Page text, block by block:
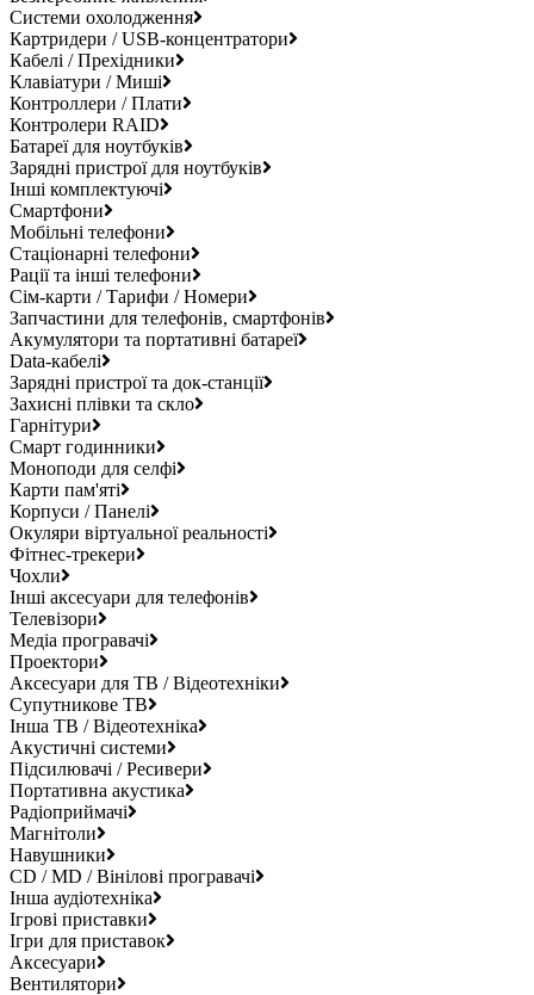
Системи охолодження
Картридери / USB-концентратори
Кабелі / Прехідники
Клавіатури / Миші
Контроллери / Плати
Контролери RAID
Батареї для ноутбуків
Зарядні пристрої для ноутбуків
Інші комплектуючі
Смартфони
Мобільні телефони
Стаціонарні телефони
Рації та інші телефони
Сім-карти / Тарифи / Номери
Запчастини для телефонів, смартфонів
Акумулятори та портативні батареї
Data-кабелі
Зарядні пристрої та док-станції
Захисні плівки та скло
Гарнітури
Смарт годинники
Моноподи для селфі
Карти пам'яті
Корпуси / Панелі
Окуляри віртуальної реальності
Фітнес-трекери
Чохли
Інші аксесуари для телефонів
Телевізори
Медіа програвачі
Проектори
Аксесуари для ТВ / Відеотехніки
Супутникове ТВ
Інша ТВ / Відеотехніка
Акустичні системи
Підсилювачі / Ресивери
Портативна акустика
Радіоприймачі
Магнітоли
Навушники
CD / MD / Вінілові програвачі
Інша аудіотехніка
Ігрові приставки
Ігри для приставок
Аксесуари
Вентилятори